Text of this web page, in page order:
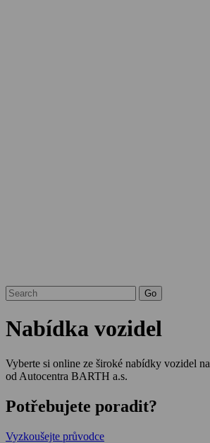
Nabídka vozidel
Vyberte si online ze široké nabídky vozidel na
od Autocentra BARTH a.s.
Potřebujete poradit?
Vyzkoušejte průvodce